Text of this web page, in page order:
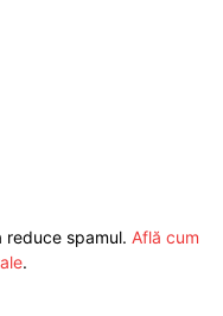
reduce spamul. Află cum
.